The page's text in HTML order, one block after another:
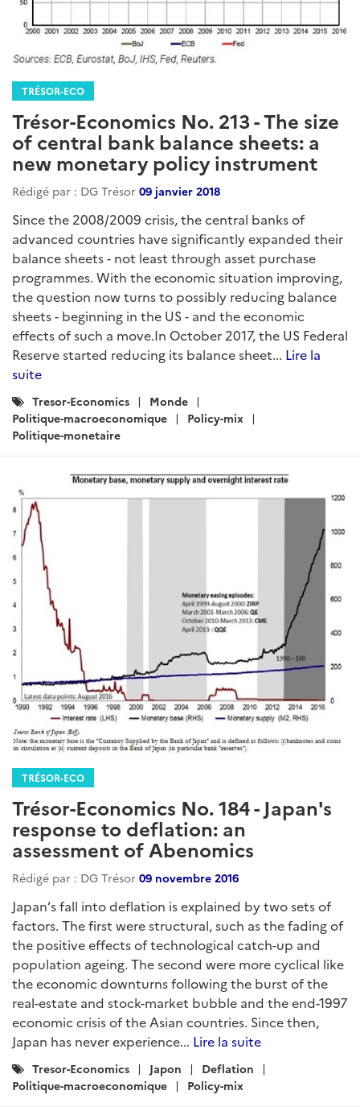
TRÉSOR-ECO
Trésor-Economics No. 213 - The size
of central bank balance sheets: a
new monetary policy instrument
Rédigé par : DG Trésor 09 janvier 2018
Since the 2008/2009 crisis, the central banks of
advanced countries have significantly expanded their
balance sheets - not least through asset purchase
programmes. With the economic situation improving,
the question now turns to possibly reducing balance
sheets - beginning in the US - and the economic
effects of such a move.In October 2017, the US Federal
Reserve started reducing its balance sheet... Lire la
suite
Catégories
:
Tresor-Economics
Monde
Politique-macroeconomique
Policy-mix
Politique-monetaire
TRÉSOR-ECO
Trésor-Economics No. 184 - Japan's
response to deflation: an
assessment of Abenomics
Rédigé par : DG Trésor 09 novembre 2016
Japan’s fall into deflation is explained by two sets of
factors. The first were structural, such as the fading of
the positive effects of technological catch-up and
population ageing. The second were more cyclical like
the economic downturns following the burst of the
real-estate and stock-market bubble and the end-1997
economic crisis of the Asian countries. Since then,
Japan has never experience... Lire la suite
Catégories
:
Tresor-Economics Japon
Deflation
Politique-macroeconomique
Policy-mix